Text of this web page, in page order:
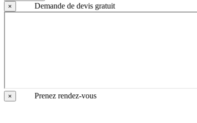
×
Demande de devis gratuit
× Prenez rendez-vous